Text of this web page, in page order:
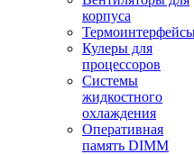
корпуса
Кулеры для
процессоров
Системы
жидкостного
охлаждения
Оперативная
память DIMM